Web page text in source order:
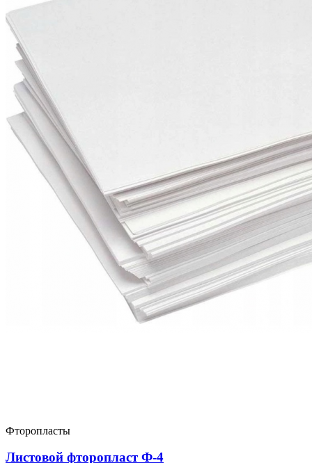
Фторопласты
Листовой фторопласт Ф-4